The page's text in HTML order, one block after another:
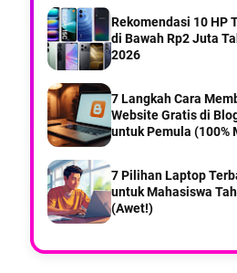
Part 2Menyusuri
Kebontelukdalam
Bawean
Rekomendasi 10 HP
di Bawah Rp2 Juta
2026
7 Langkah Cara
Website Gratis di
untuk Pemula (100%
7 Pilihan Laptop
untuk Mahasiswa
(Awet!)